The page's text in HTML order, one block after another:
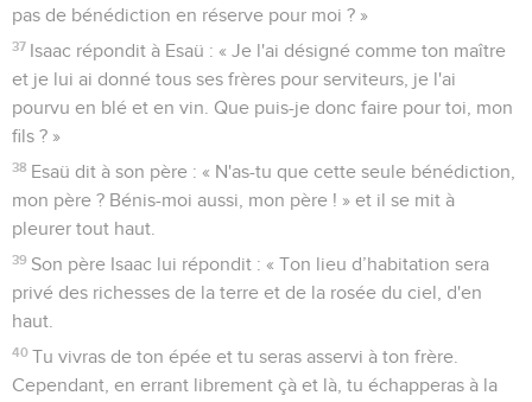
pas de bénédiction en réserve pour moi ? »
37 Isaac répondit à Esaü : « Je l'ai désigné comme ton maître
et je lui ai donné tous ses frères pour serviteurs, je l'ai
pourvu en blé et en vin. Que puis-je donc faire pour toi, mon
fils ? »
38 Esaü dit à son père : « N'as-tu que cette seule bénédiction,
mon père ? Bénis-moi aussi, mon père ! » et il se mit à
pleurer tout haut.
39 Son père Isaac lui répondit : « Ton lieu d’habitation sera
privé des richesses de la terre et de la rosée du ciel, d'en
haut.
40 Tu vivras de ton épée et tu seras asservi à ton frère.
Cependant, en errant librement çà et là, tu échapperas à la